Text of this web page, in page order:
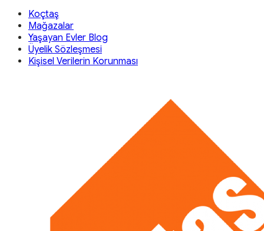
Koçtaş
Mağazalar
Yaşayan Evler Blog
Üyelik Sözleşmesi
Kişisel Verilerin Korunması